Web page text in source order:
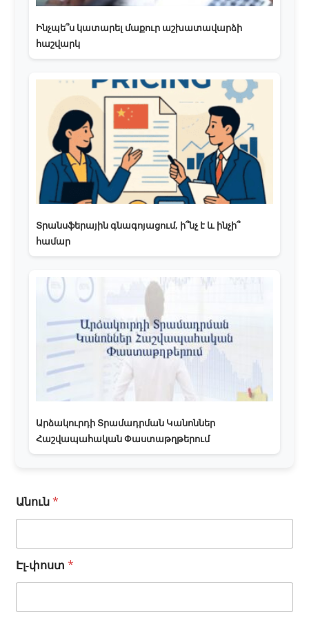
Ինչպե՞ս կատարել մաքուր աշխատավարձի
հաշվարկ
Տրանսֆերային գնագոյացում, ի՞նչ է և ինչի՞
համար
Արձակուրդի Տրամադրման Կանոններ
Հաշվապահական Փաստաթղթերում
Անուն*
Էլ-փոստ*